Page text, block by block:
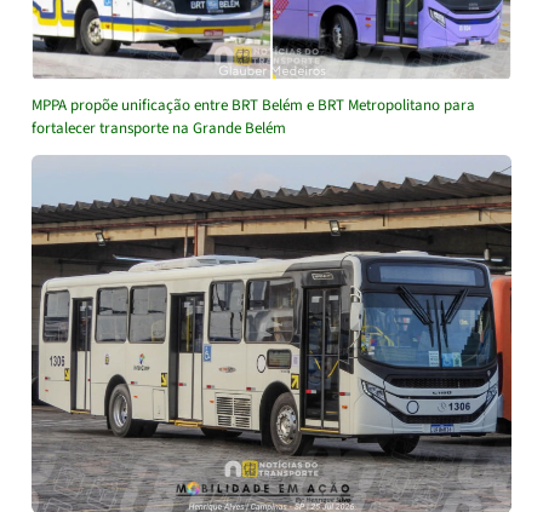
MPPA propõe unificação entre BRT Belém e BRT Metropolitano para
fortalecer transporte na Grande Belém